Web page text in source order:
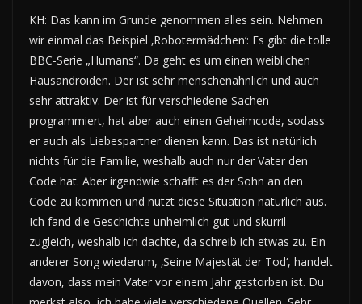
KH: Das kann im Grunde genommen alles sein. Nehmen
wir einmal das Beispiel ‚Robotermädchen‘: Es gibt die tolle
BBC-Serie „Humans“. Da geht es um einen weiblichen
Hausandroiden. Der ist sehr menschenähnlich und auch
sehr attraktiv. Der ist für verschiedene Sachen
programmiert, hat aber auch einen Geheimcode, sodass
er auch als Liebespartner dienen kann. Das ist natürlich
nichts für die Familie, weshalb auch nur der Vater den
Code hat. Aber irgendwie schafft es der Sohn an den
Code zu kommen und nutzt diese Situation natürlich aus.
Ich fand die Geschichte unheimlich gut und skurril
zugleich, weshalb ich dachte, da schreib ich etwas zu. Ein
anderer Song wiederum, ‚Seine Majestät der Tod‘, handelt
davon, dass mein Vater vor einem Jahr gestorben ist. Du